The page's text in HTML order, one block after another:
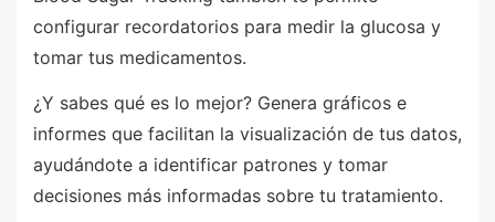
configurar recordatorios para medir la glucosa y
tomar tus medicamentos.
¿Y sabes qué es lo mejor? Genera gráficos e
informes que facilitan la visualización de tus datos,
ayudándote a identificar patrones y tomar
decisiones más informadas sobre tu tratamiento.